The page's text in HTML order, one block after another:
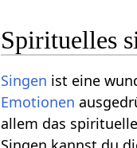
Spirituelles
Singen ist eine
Emotionen
allem das